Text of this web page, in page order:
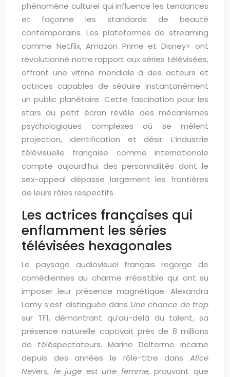
phénomène culturel qui influence les tendances
et façonne les standards de beauté
contemporains. Les plateformes de streaming
comme Netflix, Amazon Prime et Disney+ ont
révolutionné notre rapport aux séries télévisées,
offrant une vitrine mondiale à des acteurs et
actrices capables de séduire instantanément
un public planétaire. Cette fascination pour les
stars du petit écran révèle des mécanismes
psychologiques complexes où se mêlent
projection, identification et désir. L’industrie
télévisuelle française comme internationale
compte aujourd’hui des personnalités dont le
sex-appeal dépasse largement les frontières
de leurs rôles respectifs.
Les actrices françaises qui
enflamment les séries
télévisées hexagonales
Le paysage audiovisuel français regorge de
comédiennes au charme irrésistible qui ont su
imposer leur présence magnétique. Alexandra
Lamy s’est distinguée dans Une chance de trop
sur TF1, démontrant qu’au-delà du talent, sa
présence naturelle captivait près de 8 millions
de téléspectateurs. Marine Delterme incarne
depuis des années le rôle-titre dans Alice
Nevers, le juge est une femme, prouvant que